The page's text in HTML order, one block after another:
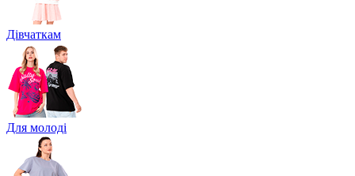
Дівчаткам
Для молоді